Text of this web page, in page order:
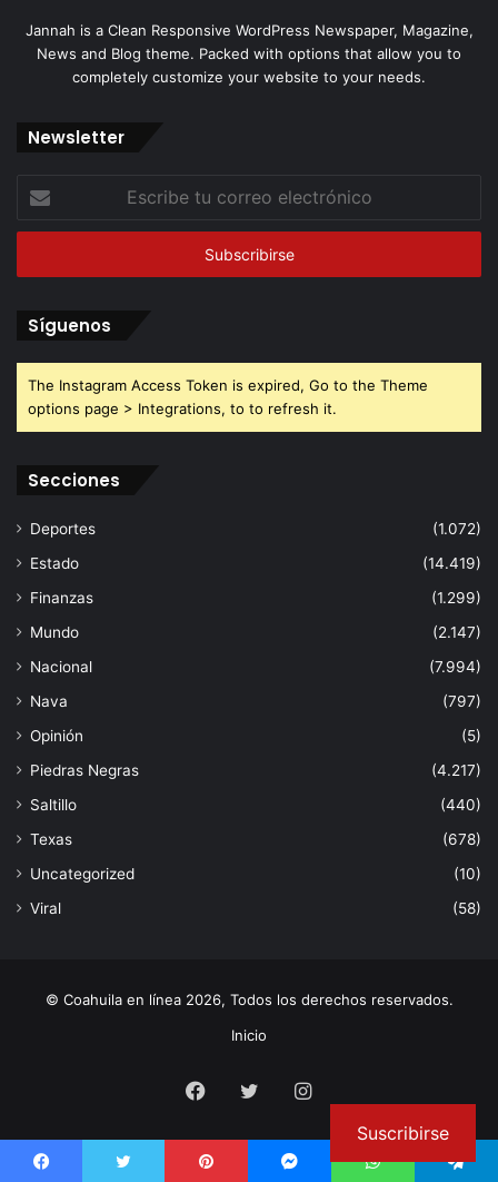
Jannah is a Clean Responsive WordPress Newspaper, Magazine,
News and Blog theme. Packed with options that allow you to
completely customize your website to your needs.
Newsletter
correo
Síguenos
The Instagram Access Token is expired, Go to the Theme
options page > Integrations, to to refresh it.
Secciones
Deportes
(1.072)
Estado
(14.419)
Finanzas
(1.299)
Mundo
(2.147)
Nacional
(7.994)
Nava
(797)
Opinión
(5)
Piedras Negras
(4.217)
Saltillo
(440)
Texas
(678)
Uncategorized
(10)
Viral
(58)
© Coahuila en línea 2026, Todos los derechos reservados.
Inicio
Facebook
TwitterInstagram
Suscribirse